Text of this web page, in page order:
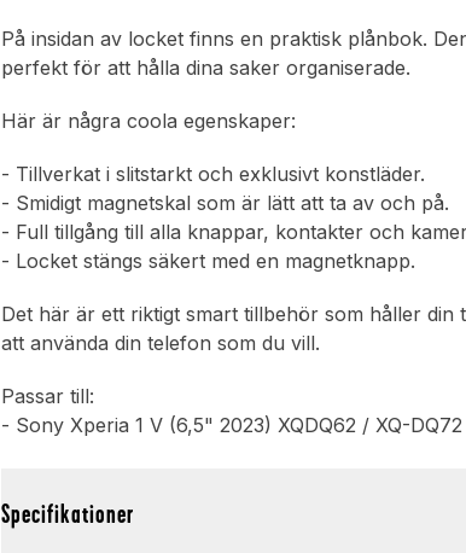
På insidan av locket finns en praktisk plånbok.
perfekt för att hålla dina saker organiserade.
Här är några coola egenskaper:
- Tillverkat i slitstarkt och exklusivt konstläder.
- Smidigt magnetskal som är lätt att ta av och på.
- Full tillgång till alla knappar, kontakter och
- Locket stängs säkert med en magnetknapp.
Det här är ett riktigt smart tillbehör som håller din
att använda din telefon som du vill.
Passar till:
- Sony Xperia 1 V (6,5" 2023) XQDQ62 / XQ-
Specifikationer